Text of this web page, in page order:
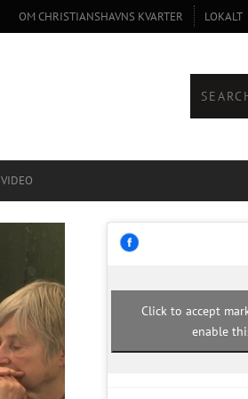
OM CHRISTIANSHAVNS KVARTER LOKALT
VIDEO
Click to accept
enable